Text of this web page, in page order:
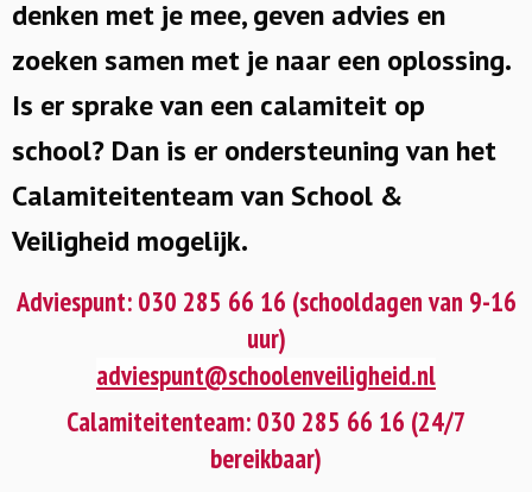
denken met je mee, geven advies en
zoeken samen met je naar een oplossing.
Is er sprake van een calamiteit op
school? Dan is er ondersteuning van het
Calamiteitenteam van School &
Veiligheid mogelijk.
Adviespunt: 030 285 66 16 (schooldagen van 9-16
uur)
adviespunt@schoolenveiligheid.nl
Calamiteitenteam: 030 285 66 16 (24/7
bereikbaar)